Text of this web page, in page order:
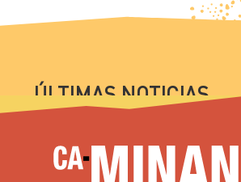
ÚLTIMAS NOTICIAS